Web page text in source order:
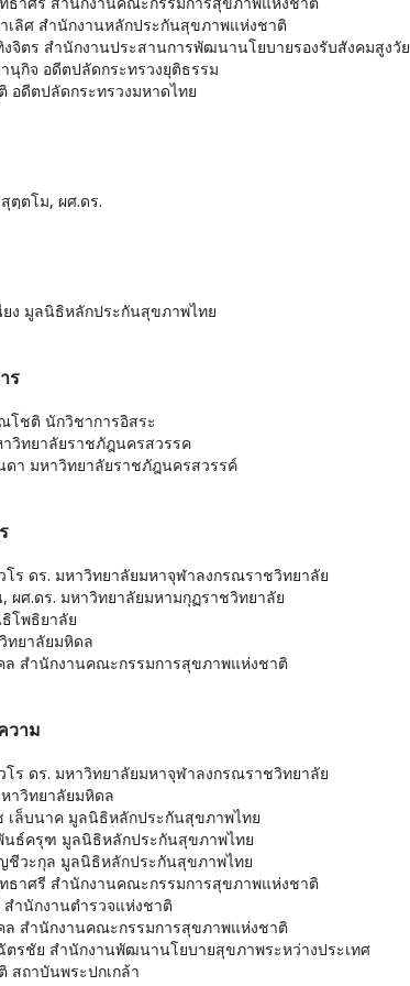
ลิศ สำนักงานหลักประกันสุขภาพแห่งชาติ
จิตร สำนักงานประสานการพัฒนานโยบายรองรับสังคมสูงวัย
นุกิจ อดีตปลัดกระทรวงยุติธรรม
อดีตปลัดกระทรวงมหาดไทย
ตฺตโม, ผศ.ดร.
ยง มูลนิธิหลักประกันสุขภาพไทย
ร
โชติ นักวิชาการอิสระ
วิทยาลัยราชภัฎนครสวรรค
า มหาวิทยาลัยราชภัฎนครสวรรค์
โร ดร. มหาวิทยาลัยมหาจุฬาลงกรณราชวิทยาลัย
ผศ.ดร. มหาวิทยาลัยมหามกุฏราชวิทยาลัย
โพธิยาลัย
ทยาลัยมหิดล
สำนักงานคณะกรรมการสุขภาพแห่งชาติ
วาม
โร ดร. มหาวิทยาลัยมหาจุฬาลงกรณราชวิทยาลัย
าวิทยาลัยมหิดล
เล็บนาค มูลนิธิหลักประกันสุขภาพไทย
ธ์ครุฑ มูลนิธิหลักประกันสุขภาพไทย
ชีวะกุล มูลนิธิหลักประกันสุขภาพไทย
ธาศรี สำนักงานคณะกรรมการสุขภาพแห่งชาติ
ำนักงานตำรวจแห่งชาติ
สำนักงานคณะกรรมการสุขภาพแห่งชาติ
รชัย สำนักงานพัฒนานโยบายสุขภาพระหว่างประเทศ
สถาบันพระปกเกล้า